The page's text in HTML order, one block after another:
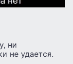
ни
не удается.